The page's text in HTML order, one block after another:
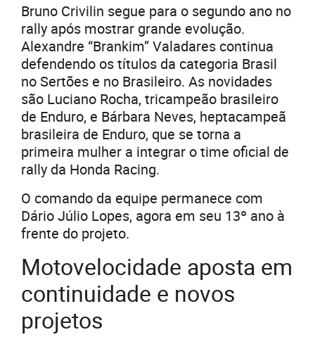
Bruno Crivilin segue para o segundo ano no
rally após mostrar grande evolução.
Alexandre “Brankim” Valadares continua
defendendo os títulos da categoria Brasil
no Sertões e no Brasileiro. As novidades
são Luciano Rocha, tricampeão brasileiro
de Enduro, e Bárbara Neves, heptacampeã
brasileira de Enduro, que se torna a
primeira mulher a integrar o time oficial de
rally da Honda Racing.
O comando da equipe permanece com
Dário Júlio Lopes, agora em seu 13º ano à
frente do projeto.
Motovelocidade aposta em
continuidade e novos
projetos